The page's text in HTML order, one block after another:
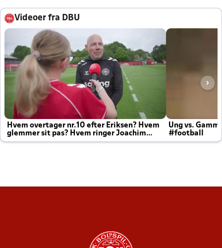
Videoer fra DBU
Hvem overtager nr.10 efter Eriksen? Hvem
glemmer sit pas? Hvem ringer Joachim
altid til efter kampe?
Ung vs.
#football